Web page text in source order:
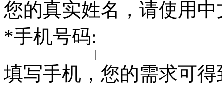
您的真实姓名，请使用中
*手机号码:
填写手机，您的需求可